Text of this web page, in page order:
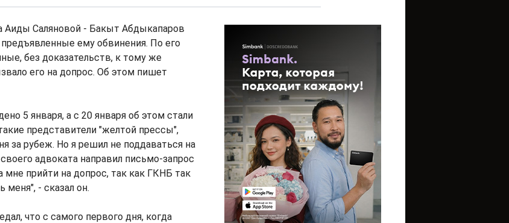
Аиды Саляновой - Бакыт Абдыкапаров
ему обвинения. По его
без доказательств, к тому же
его на допрос. Об этом пишет
5 января, а с 20 января об этом стали
представители "желтой прессы",
за рубеж. Но я решил не поддаваться на
адвоката направил письмо-запрос
прийти на допрос, так как ГКНБ так
меня", - сказал он.
что с самого первого дня, когда